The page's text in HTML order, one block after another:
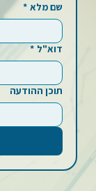
שם מלא *
דוא"ל *
תוכן ההודעה